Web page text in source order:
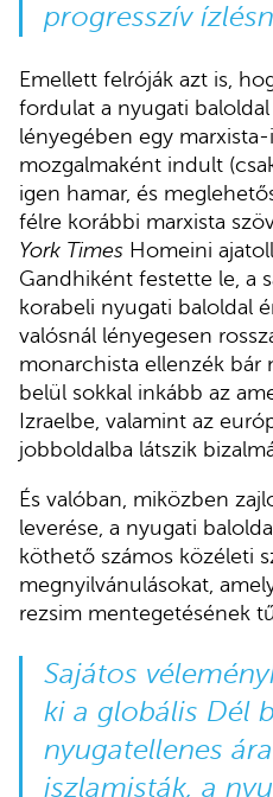
progresszív
Emellett felróják azt is,
fordulat a nyugati
lényegében egy
mozgalmaként indult
igen hamar, és
félre korábbi marxista
York Times Homeini
Gandhiként festette le, a
korabeli nyugati baloldal
valósnál lényegesen
monarchista ellenzék bár
belül sokkal inkább az
Izraelbe, valamint az
jobboldalba látszik
És valóban, miközben
leverése, a nyugati
köthető számos közéleti
megnyilvánulásokat,
rezsim mentegetésének
Sajátos
ki a globális Dél
nyugatellenes
iszlamisták, a